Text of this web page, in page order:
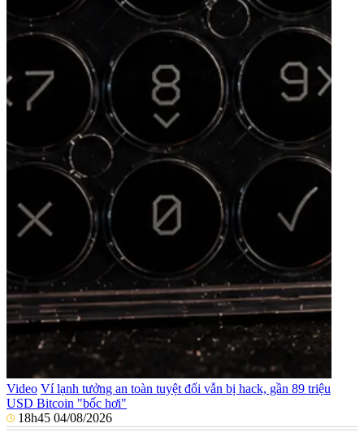
Video Ví lạnh tưởng an toàn tuyệt đối vẫn bị hack, gần 89 triệu
USD Bitcoin "bốc hơi"
18h45 04/08/2026